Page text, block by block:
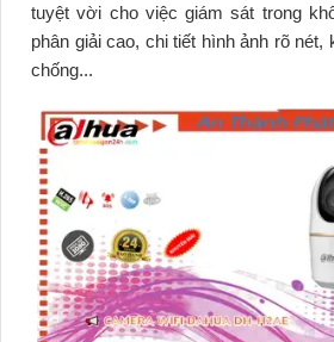
tuyệt vời cho việc giám sát trong
phân giải cao, chi tiết hình ảnh rõ
chống...